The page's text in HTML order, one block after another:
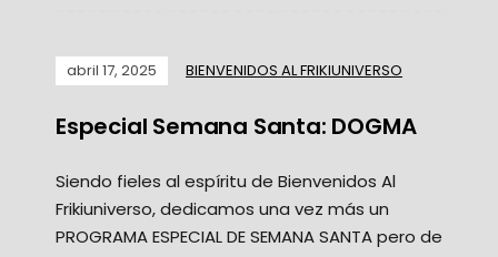
abril 17, 2025 BIENVENIDOS AL FRIKIUNIVERSO
Especial Semana Santa: DOGMA
Siendo fieles al espíritu de Bienvenidos Al
Frikiuniverso, dedicamos una vez más un
PROGRAMA ESPECIAL DE SEMANA SANTA pero de